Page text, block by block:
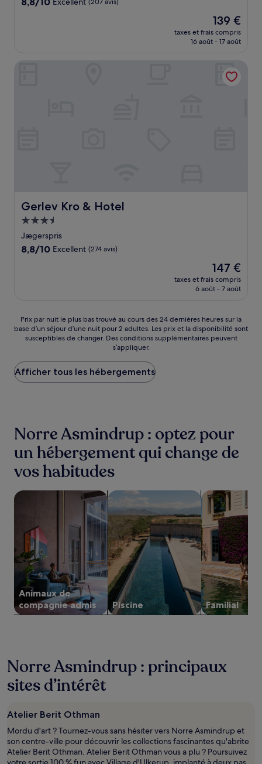
Le
nouveau
prix
de
139 €
139 €
taxes et frais compris
16 août - 17 août
Gerlev Kro & Hotel
Gerlev Kro & Hotel
Hébergement
3.5 étoiles
Jægerspris
8.8
8,8/10 Excellent (274 avis)
Le
nouveau
prix
147 €
147 €
taxes et frais compris
6 août - 7 août
Prix
par
nuit
plus
bas
trouvé
heures
la
base
d’un
séjour
d’une
2 adultes.
prix
et
la
disponibilité
sont
susceptibles
de
peuvent
s’appliquer.
Prix par nuit le plus bas trouvé au cours des 24 dernières heures sur la
base d’un séjour d’une nuit pour 2 adultes. Les prix et la disponibilité sont
susceptibles de changer. Des conditions supplémentaires peuvent
s’appliquer.
Afficher tous les hébergements
Norre Asmindrup : optez pour
un hébergement qui change de
vos habitudes
Animaux de
compagnie admis
Rechercher des hébergements acceptant les animaux de
Piscine
Rechercher des hébergements avec
Familial
Rechercher
Norre Asmindrup : principaux
sites d’intérêt
Atelier Berit Othman
Mordu d'art ? Tournez-vous sans hésiter vers Norre Asmindrup et
son centre-ville pour découvrir les collections fascinantes qu'abrite
Atelier Berit Othman. Atelier Berit Othman vous a plu ? Poursuivez